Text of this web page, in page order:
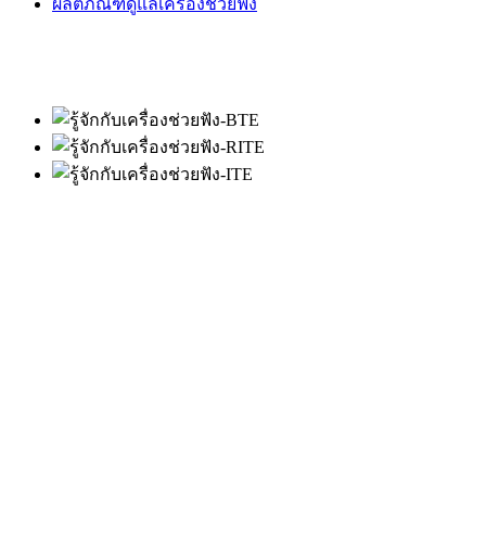
ผลิตภัณฑ์ดูแลเครื่องช่วยฟัง